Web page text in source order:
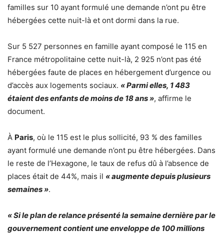
familles sur 10 ayant formulé une demande n’ont pu être
hébergées cette nuit-là et ont dormi dans la rue.
Sur 5 527 personnes en famille ayant composé le 115 en
France métropolitaine cette nuit-là, 2 925 n’ont pas été
hébergées faute de places en hébergement d’urgence ou
d’accès aux logements sociaux. « Parmi elles, 1 483
étaient des enfants de moins de 18 ans », affirme le
document.
À Paris, où le 115 est le plus sollicité, 93 % des familles
ayant formulé une demande n’ont pu être hébergées. Dans
le reste de l’Hexagone, le taux de refus dû à l’absence de
places était de 44%, mais il « augmente depuis plusieurs
semaines ».
« Si le plan de relance présenté la semaine dernière par le
gouvernement contient une enveloppe de 100 millions